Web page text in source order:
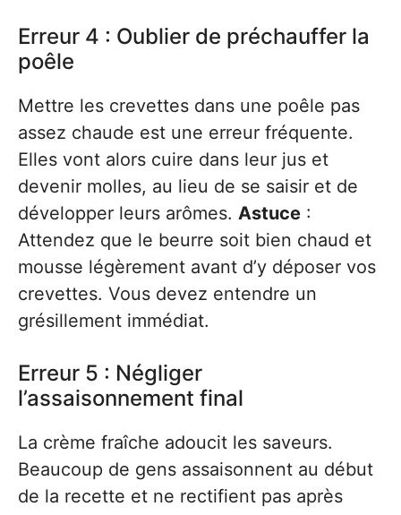
Erreur 4 : Oublier de préchauffer la
poêle
Mettre les crevettes dans une poêle pas
assez chaude est une erreur fréquente.
Elles vont alors cuire dans leur jus et
devenir molles, au lieu de se saisir et de
développer leurs arômes. Astuce :
Attendez que le beurre soit bien chaud et
mousse légèrement avant d’y déposer vos
crevettes. Vous devez entendre un
grésillement immédiat.
Erreur 5 : Négliger
l’assaisonnement final
La crème fraîche adoucit les saveurs.
Beaucoup de gens assaisonnent au début
de la recette et ne rectifient pas après